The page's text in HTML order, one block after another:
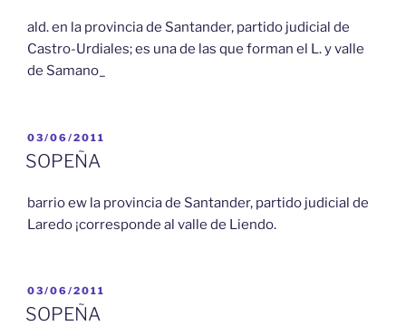
ald. en la provincia de Santander, partido judicial de
Castro-Urdiales; es una de las que forman el L. y valle
de Samano_
PUBLICADO
EL
03/06/2011
SOPEÑA
barrio ew la provincia de Santander, partido judicial de
Laredo ¡corresponde al valle de Liendo.
PUBLICADO
EL
03/06/2011
SOPEÑA